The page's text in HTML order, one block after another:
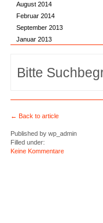
August 2014
Februar 2014
September 2013
Januar 2013
← Back to article
Published bywp_admin
Filled under:
Keine Kommentare